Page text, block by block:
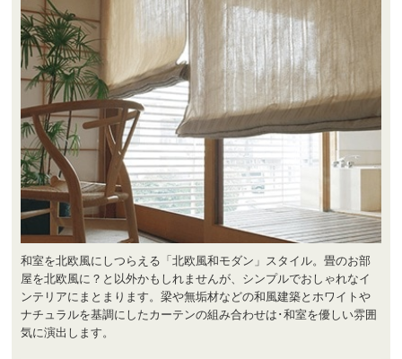
和室を北欧風にしつらえる「北欧風和モダン」スタイル。畳のお部
屋を北欧風に？と以外かもしれませんが、シンプルでおしゃれなイ
ンテリアにまとまります。梁や無垢材などの和風建築とホワイトや
ナチュラルを基調にしたカーテンの組み合わせは･和室を優しい雰囲
気に演出します。